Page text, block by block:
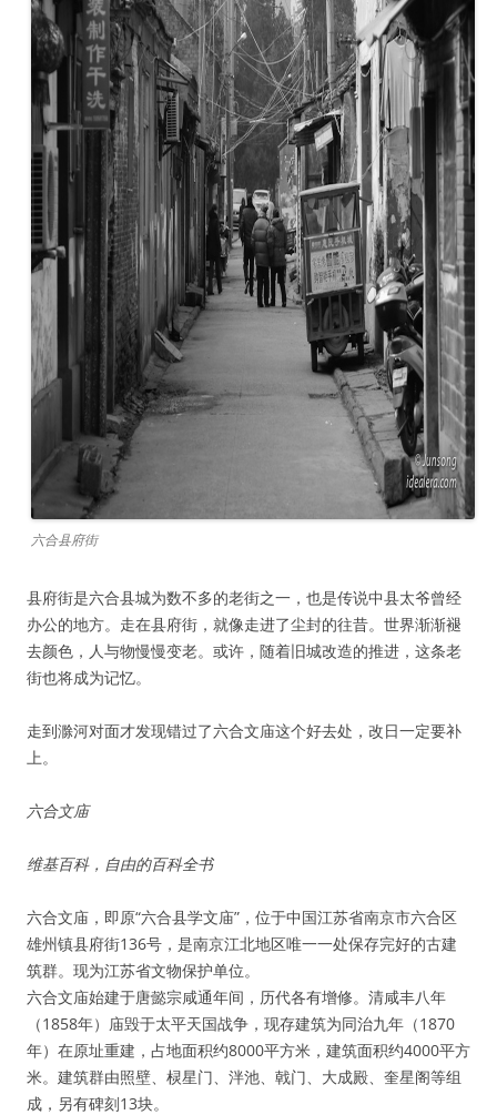
六合县府街
县府街是六合县城为数不多的老街之一，也是传说中县太爷曾经
办公的地方。走在县府街，就像走进了尘封的往昔。世界渐渐褪
去颜色，人与物慢慢变老。或许，随着旧城改造的推进，这条老
街也将成为记忆。
走到滁河对面才发现错过了六合文庙这个好去处，改日一定要补
上。
六合文庙
维基百科，自由的百科全书
六合文庙，即原“六合县学文庙”，位于中国江苏省南京市六合区
雄州镇县府街136号，是南京江北地区唯一一处保存完好的古建
筑群。现为江苏省文物保护单位。
六合文庙始建于唐懿宗咸通年间，历代各有增修。清咸丰八年
（1858年）庙毁于太平天国战争，现存建筑为同治九年（1870
年）在原址重建，占地面积约8000平方米，建筑面积约4000平方
米。建筑群由照壁、棂星门、泮池、戟门、大成殿、奎星阁等组
成，另有碑刻13块。